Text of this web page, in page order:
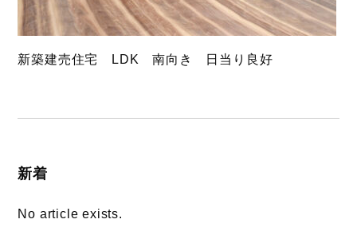
新築建売住宅 LDK 南向き 日当り良好
新着
No article exists.